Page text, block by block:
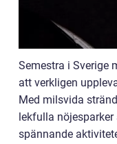
Semestra i Sverige
att verkligen
Med milsvida
lekfulla
spännande